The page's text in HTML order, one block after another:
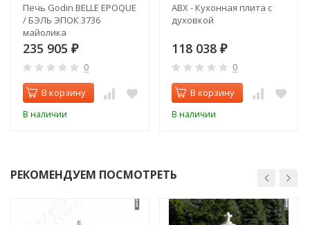
Печь Godin BELLE EPOQUE
/ БЭЛЬ ЭПОК 3736
майолика
235 905 ₽
0
В корзину
В наличии
ABX - Кухонная плита с
духовкой
118 038 ₽
0
В корзину
В наличии
РЕКОМЕНДУЕМ ПОСМОТРЕТЬ